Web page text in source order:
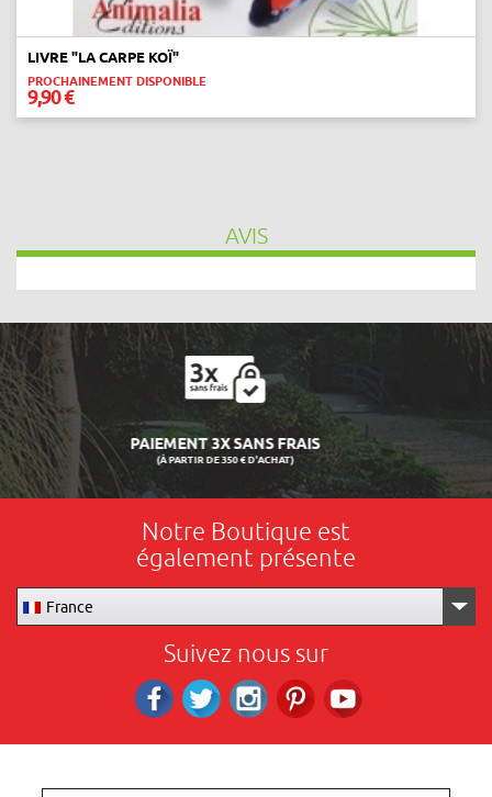
LIVRE "LA CARPE KOÏ"
PROCHAINEMENT DISPONIBLE
9,90 €
AVIS
LIVRAISON 24/48H
Notre Boutique est
également présente
France
Suivez nous sur